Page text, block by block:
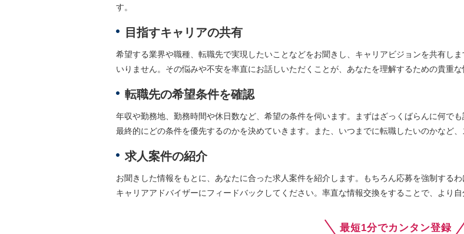
す。
目指すキャリアの共有
希望する業界や職種、転職先で実現したいことなどをお聞きし、キャリアビジョンを共有し
いりません。その悩みや不安を率直にお話しいただくことが、あなたを理解するための貴重な
転職先の希望条件を確認
年収や勤務地、勤務時間や休日数など、希望の条件を伺います。まずはざっくばらんに何で
最終的にどの条件を優先するのかを決めていきます。また、いつまでに転職したいのかなど、
求人案件の紹介
お聞きした情報をもとに、あなたに合った求人案件を紹介します。もちろん応募を強制する
キャリアアドバイザーにフィードバックしてください。率直な情報交換をすることで、より自
最短1分でカンタン登録